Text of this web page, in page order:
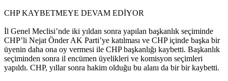
CHP KAYBETMEYE DEVAM EDİYOR
İl Genel Meclisi’nde iki yıldan sonra yapılan başkanlık seçiminde
CHP’li Nejat Önder AK Parti’ye katılması ve CHP içinde başka bir
üyenin daha ona oy vermesi ile CHP başkanlığı kaybetti. Başkanlık
seçiminden sonra il encümen üyelikleri ve komisyon seçimleri
yapıldı. CHP, yıllar sonra hakim olduğu bu alanı da bir bir kaybetti.